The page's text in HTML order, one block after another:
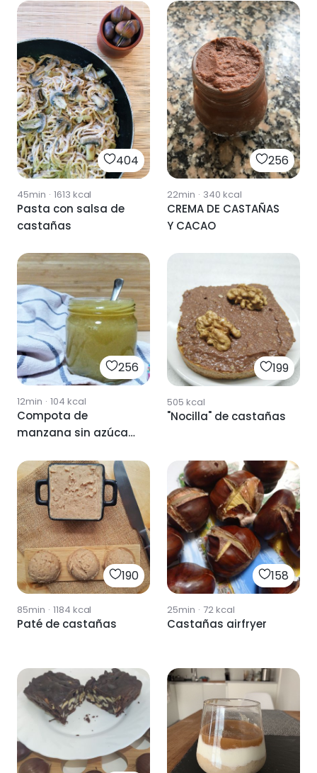
404
45min · 1613 kcal
Pasta con salsa de
castañas
256
22min · 340 kcal
CREMA DE CASTAÑAS
Y CACAO
256
12min · 104 kcal
Compota de
manzana sin azúcar
199
505 kcal
"Nocilla" de castañas
190
85min · 1184 kcal
Paté de castañas
158
25min · 72kcal
Castañas airfryer